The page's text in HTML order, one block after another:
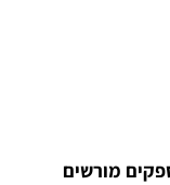
מורשים